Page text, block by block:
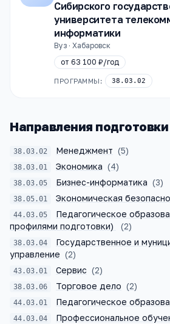
Сибирского
университета
информатики
Вуз · Хабаровск
от 63 100 ₽/год
ПРОГРАММЫ: 38.03.02
Направления подготовки
38.03.02 Менеджмент (5)
38.03.01 Экономика (4)
38.03.05 Бизнес-информатика (3)
38.05.01 Экономическая
44.03.05
Педагогическое
профилями подготовки)
(2)
38.03.04
Государственное и
управление (2)
43.03.01 Сервис (2)
38.03.06 Торговое дело (2)
44.03.01 Педагогическое
44.03.04
Профессиональное